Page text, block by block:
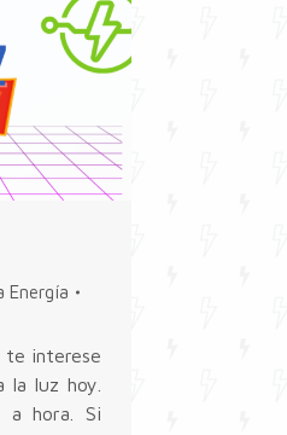
Energía
te interese
la luz hoy.
a hora. Si